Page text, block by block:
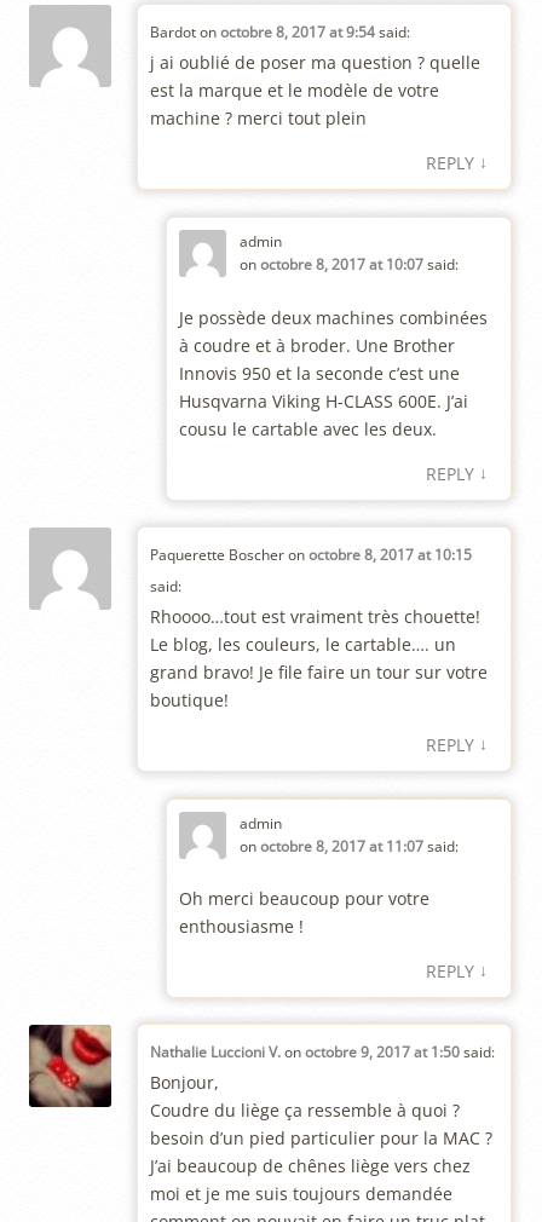
Bardotonoctobre 8, 2017 at 9:54said:
j ai oublié de poser ma question ? quelle
est la marque et le modèle de votre
machine ? merci tout plein
REPLY ↓
admin
onoctobre 8, 2017 at 10:07said:
Je possède deux machines combinées
à coudre et à broder. Une Brother
Innovis 950 et la seconde c’est une
Husqvarna Viking H-CLASS 600E. J’ai
cousu le cartable avec les deux.
REPLY ↓
Paquerette Boscheronoctobre 8, 2017 at 10:15
said:
Rhoooo…tout est vraiment très chouette!
Le blog, les couleurs, le cartable…. un
grand bravo! Je file faire un tour sur votre
boutique!
REPLY ↓
admin
onoctobre 8, 2017 at 11:07said:
Oh merci beaucoup pour votre
enthousiasme !
REPLY ↓
Nathalie Luccioni V.onoctobre 9, 2017 at 1:50said:
Bonjour,
Coudre du liège ça ressemble à quoi ?
besoin d’un pied particulier pour la MAC ?
J’ai beaucoup de chênes liège vers chez
moi et je me suis toujours demandée